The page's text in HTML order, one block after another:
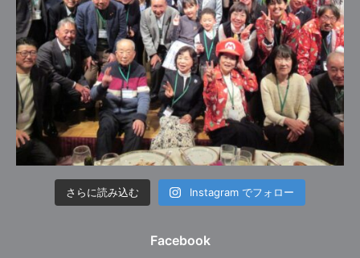
さらに読み込む Instagram でフォロー
Facebook